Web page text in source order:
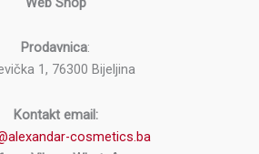
Prodavnica:
1, 76300 Bijeljina
Kontakt email:
cosmetics.ba